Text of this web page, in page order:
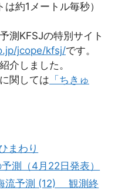
約1メートル毎秒）
測KFSJの特別サイト
jcope/kfsj/です。
介しました。
関しては 「ちきゅ
まわり
測（4月22日発表）
流予測 (12) 観測終